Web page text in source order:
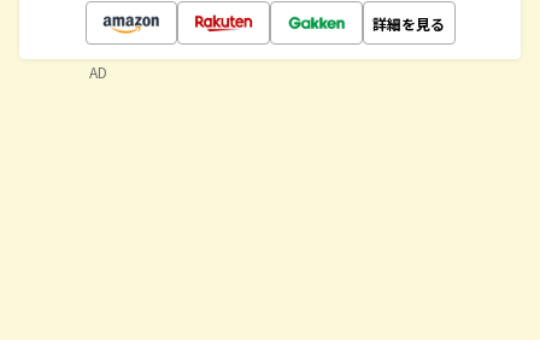
詳細を見る
AD